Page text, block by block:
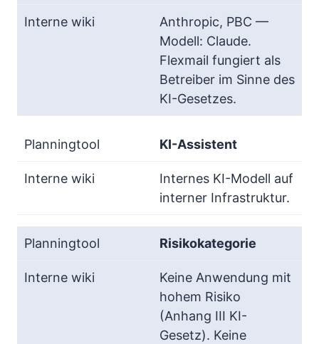
Anthropic, PBC —
Modell: Claude.
Flexmail fungiert als
Betreiber im Sinne des
KI-Gesetzes.
KI-Assistent
Internes KI-Modell auf
interner Infrastruktur.
Risikokategorie
Keine Anwendung mit
hohem Risiko
(Anhang III KI-
Gesetz). Keine